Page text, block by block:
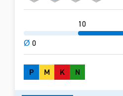
Ø 0
10
P M K N